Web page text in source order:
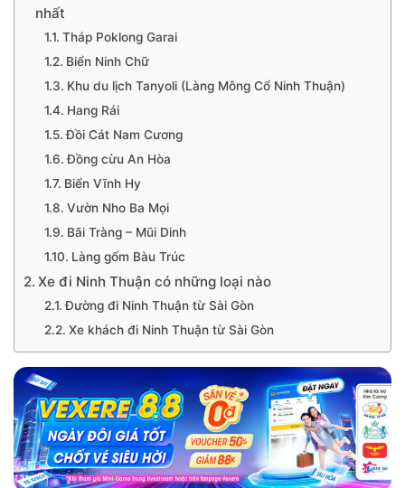
nhất
Tháp Poklong Garai
Biển Ninh Chữ
Khu du lịch Tanyoli (Làng Mông Cổ Ninh Thuận)
Hang Rái
Đồi Cát Nam Cương
Đồng cừu An Hòa
Biển Vĩnh Hy
Vườn Nho Ba Mọi
Bãi Tràng – Mũi Dinh
Làng gốm Bàu Trúc
Xe đi Ninh Thuận có những loại nào
Đường đi Ninh Thuận từ Sài Gòn
Xe khách đi Ninh Thuận từ Sài Gòn